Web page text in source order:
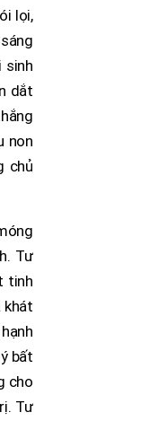
lọi,
sinh
dắt
non
chủ
Tư
tinh
khát
bất
cho
Tư